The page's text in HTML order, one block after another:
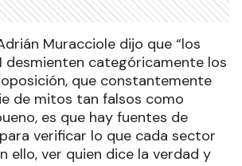
Muracciole dijo que “los
desmienten categóricamente los
que constantemente
de mitos tan falsos como
es que hay fuentes de
verificar lo que cada sector
ello, ver quien dice la verdad y